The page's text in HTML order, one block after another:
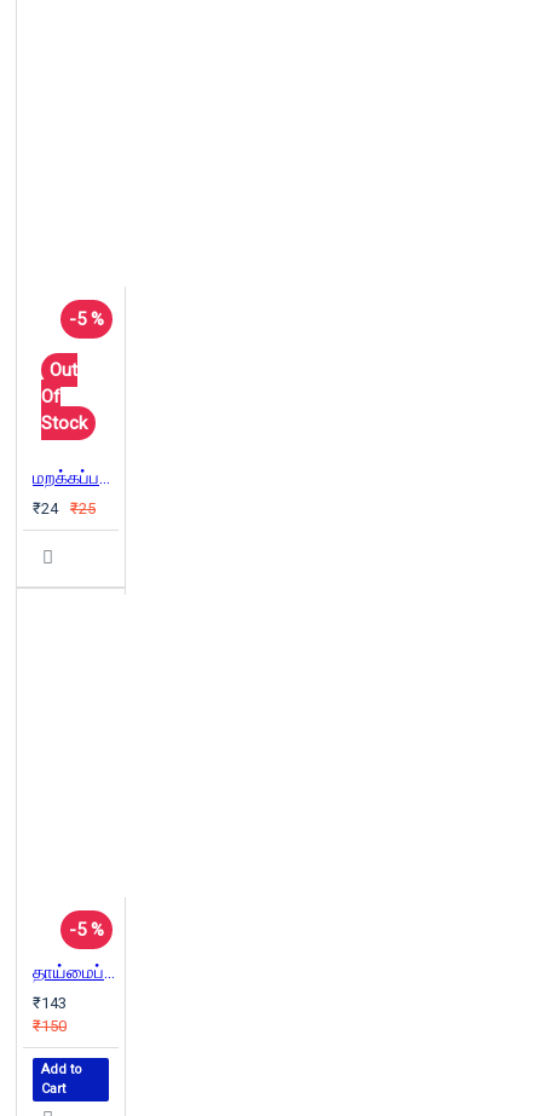
-5 %
Out
Of
Stock
மறக்கப்பட்ட தீர்கதரிசி ஜே.சி.குமரப்பா
₹24 ₹25
-5 %
தாய்மைப் பொருளாதாரம்
₹143
₹150
Add to
Cart